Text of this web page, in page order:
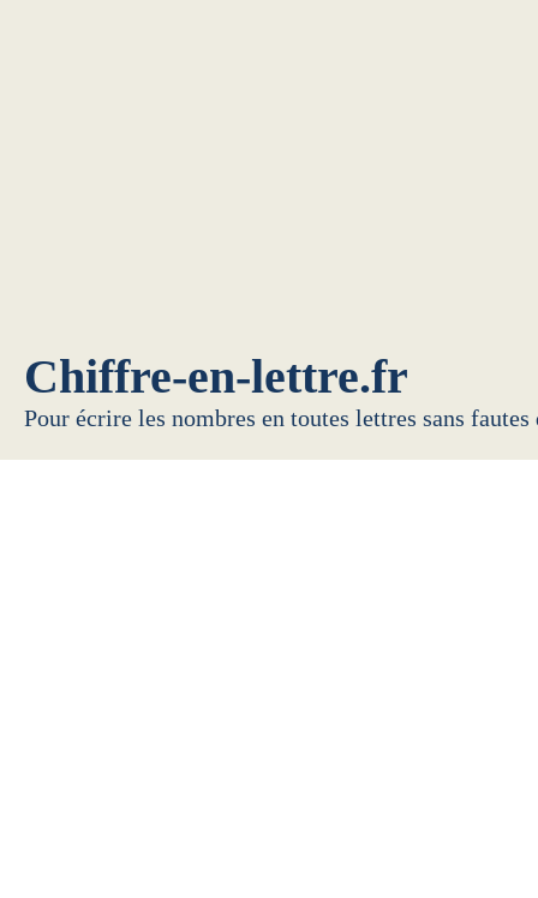
Chiffre-en-lettre.fr
Pour écrire les nombres en toutes lettres sans